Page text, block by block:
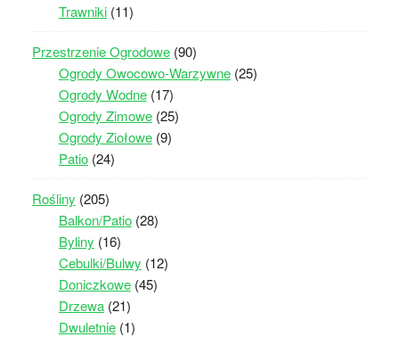
Trawniki(11)
Przestrzenie Ogrodowe(90)
Ogrody Owocowo-Warzywne(25)
Ogrody Wodne(17)
Ogrody Zimowe(25)
Ogrody Ziołowe(9)
Patio(24)
Rośliny (205)
Balkon/Patio(28)
Byliny (16)
Cebulki/Bulwy (12)
Doniczkowe(45)
Drzewa(21)
Dwuletnie(1)